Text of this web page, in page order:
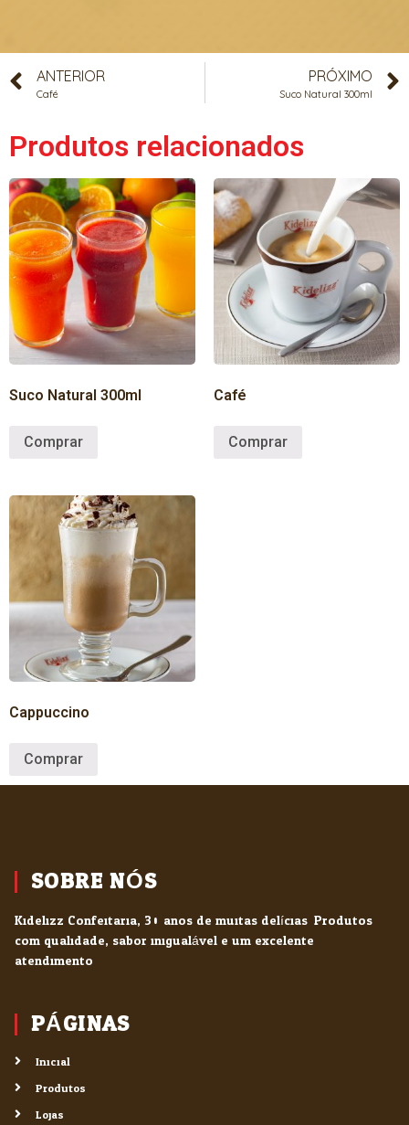
ANTERIOR
Café
PRÓXIMO
Suco Natural 300ml
Produtos relacionados
Suco Natural 300ml
Comprar
Café
Comprar
Cappuccino
Comprar
SOBRE NÓS
Kidelizz Confeitaria, 30 anos de muitas delícias. Produtos
com qualidade, sabor inigualável e um excelente
atendimento.
PÁGINAS
Inicial
Produtos
Lojas